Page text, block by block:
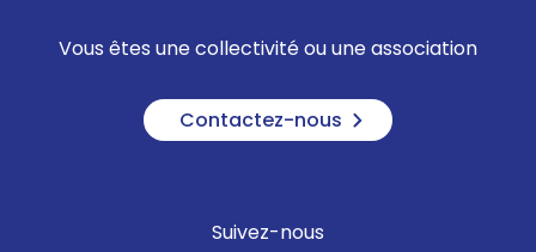
Vous êtes une collectivité ou une association
Contactez-nous
Suivez-nous